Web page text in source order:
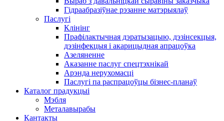
Гідраабразіўнае рэзанне матэрыялаў
Паслугі
Клінінг
Прафілактычная дэратызацыю, дэзiнсекцыя,
дэзінфекцыя і акарицыдная апрацоўка
Азеляненне
Аказанне паслуг спецтэхнікай
Арэнда нерухомасці
Паслугі па распрацоўцы бізнес-планаў
Каталог прадукцыі
Мэбля
Металавырабы
Кантакты